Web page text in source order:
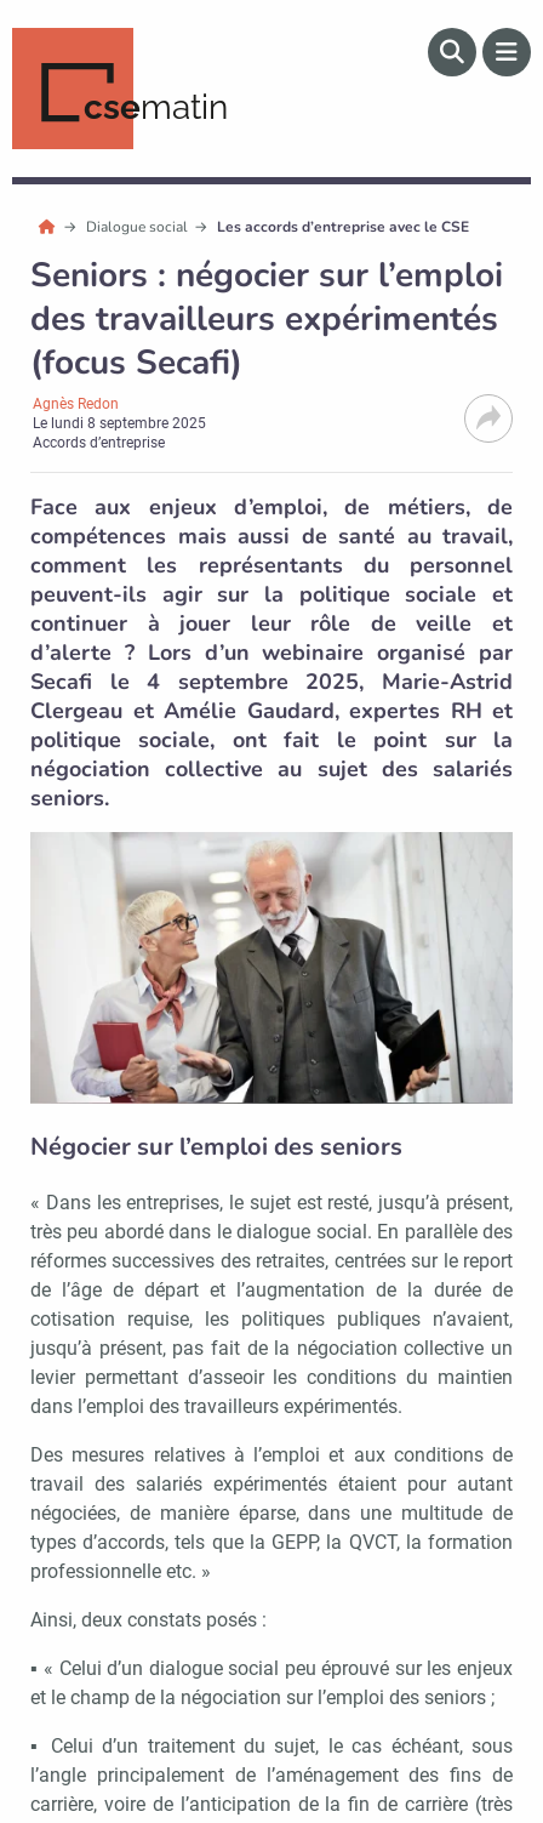
csematin
Dialogue social Les accords d’entreprise avec le CSE
Seniors : négocier sur l’emploi
des travailleurs expérimentés
(focus Secafi)
Agnès Redon
Le lundi 8 septembre 2025
Accords d’entreprise
Face aux enjeux d’emploi, de métiers, de
compétences mais aussi de santé au travail,
comment les représentants du personnel
peuvent-ils agir sur la politique sociale et
continuer à jouer leur rôle de veille et
d’alerte ? Lors d’un webinaire organisé par
Secafi le 4 septembre 2025, Marie-Astrid
Clergeau et Amélie Gaudard, expertes RH et
politique sociale, ont fait le point sur la
négociation collective au sujet des salariés
seniors.
Négocier sur l’emploi des seniors
« Dans les entreprises, le sujet est resté, jusqu’à présent,
très peu abordé dans le dialogue social. En parallèle des
réformes successives des retraites, centrées sur le report
de l’âge de départ et l’augmentation de la durée de
cotisation requise, les politiques publiques n’avaient,
jusqu’à présent, pas fait de la négociation collective un
levier permettant d’asseoir les conditions du maintien
dans l’emploi des travailleurs expérimentés.
Des mesures relatives à l’emploi et aux conditions de
travail des salariés expérimentés étaient pour autant
négociées, de manière éparse, dans une multitude de
types d’accords, tels que la GEPP, la QVCT, la formation
professionnelle etc. »
Ainsi, deux constats posés :
▪ « Celui d’un dialogue social peu éprouvé sur les enjeux
et le champ de la négociation sur l’emploi des seniors ;
▪ Celui d’un traitement du sujet, le cas échéant, sous
l’angle principalement de l’aménagement des fins de
carrière, voire de l’anticipation de la fin de carrière (très